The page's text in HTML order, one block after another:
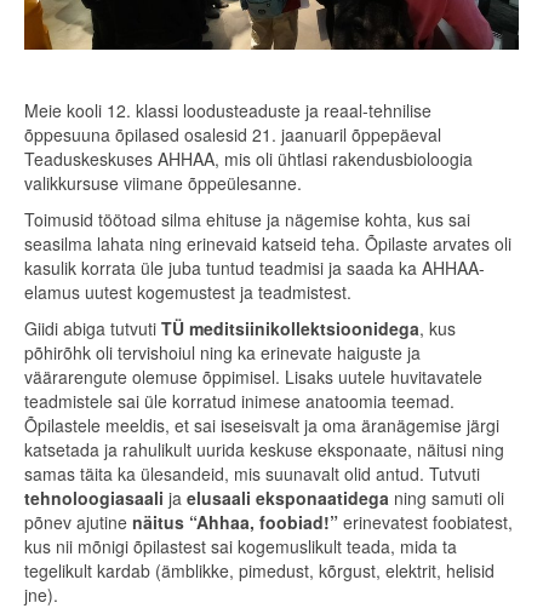
Meie kooli 12. klassi loodusteaduste ja reaal-tehnilise
õppesuuna õpilased osalesid 21. jaanuaril õppepäeval
Teaduskeskuses AHHAA, mis oli ühtlasi rakendusbioloogia
valikkursuse viimane õppeülesanne.
Toimusid töötoad silma ehituse ja nägemise kohta, kus sai
seasilma lahata ning erinevaid katseid teha. Õpilaste arvates oli
kasulik korrata üle juba tuntud teadmisi ja saada ka AHHAA-
elamus uutest kogemustest ja teadmistest.
Giidi abiga tutvuti TÜ meditsiinikollektsioonidega, kus
põhirõhk oli tervishoiul ning ka erinevate haiguste ja
väärarengute olemuse õppimisel. Lisaks uutele huvitavatele
teadmistele sai üle korratud inimese anatoomia teemad.
Õpilastele meeldis, et sai iseseisvalt ja oma äranägemise järgi
katsetada ja rahulikult uurida keskuse eksponaate, näitusi ning
samas täita ka ülesandeid, mis suunavalt olid antud. Tutvuti
tehnoloogiasaali ja elusaali eksponaatidega ning samuti oli
põnev ajutine näitus “Ahhaa, foobiad!” erinevatest foobiatest,
kus nii mõnigi õpilastest sai kogemuslikult teada, mida ta
tegelikult kardab (ämblikke, pimedust, kõrgust, elektrit, helisid
jne).